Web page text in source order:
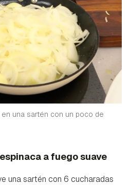
una sartén con un poco de
a fuego suave
una sartén con 6 cucharadas